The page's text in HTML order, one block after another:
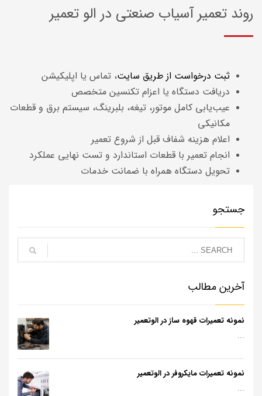
روند تعمیر آسیاب صنعتی در الو تعمیر
ثبت درخواست از طریق سایت، تماس یا اپلیکیشن
دریافت دستگاه یا اعزام تکنسین متخصص
عیب‌یابی کامل موتور، تیغه، بلبرینگ، سیستم برق و قطعات
مکانیکی
اعلام هزینه شفاف قبل از شروع تعمیر
انجام تعمیر با قطعات استاندارد و تست نهایی عملکرد
تحویل دستگاه همراه با ضمانت خدمات
جستجو
آخرین مطالب
نمونه تعمیرات قهوه ساز در الوتعمیر
...
نمونه تعمیرات مایکروفر در الوتعمیر
...